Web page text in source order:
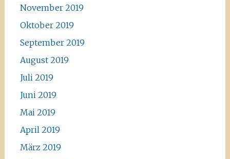
November 2019
Oktober 2019
September 2019
August 2019
Juli 2019
Juni 2019
Mai 2019
April 2019
März 2019